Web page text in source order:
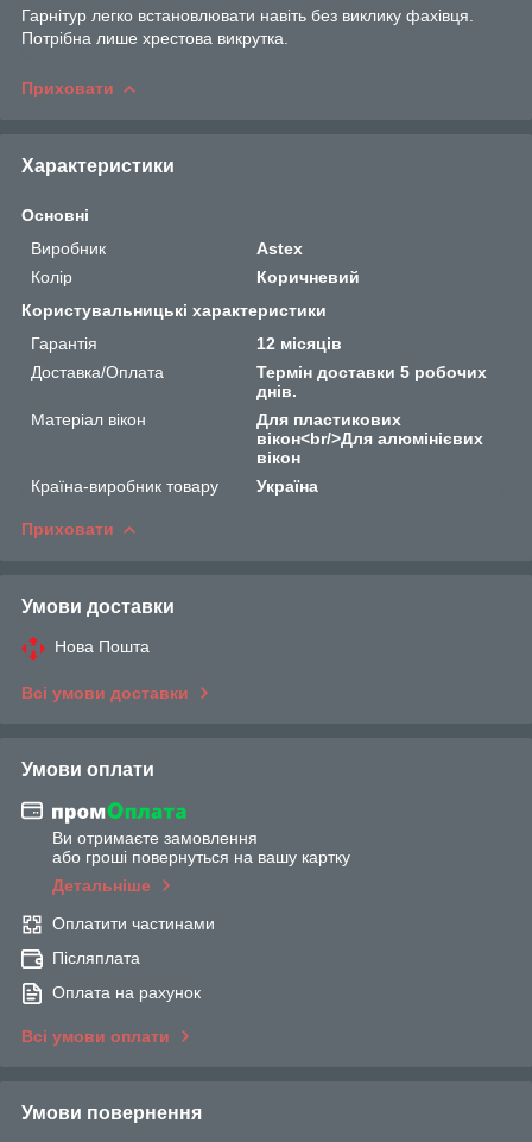
Гарнітур легко встановлювати навіть без виклику фахівця.
Потрібна лише хрестова викрутка.
Приховати
Характеристики
Основні
Виробник
Astex
Колір
Коричневий
Користувальницькі характеристики
Гарантія
12 місяців
Доставка/Оплата
Термін доставки 5 робочих
днів.
Матеріал вікон
Для пластикових
вікон<br/>Для алюмінієвих
вікон
Країна-виробник товару
Україна
Приховати
Умови доставки
Нова Пошта
Всі умови доставки
Умови оплати
Ви отримаєте замовлення
або гроші повернуться на вашу картку
Детальніше
Оплатити частинами
Післяплата
Оплата на рахунок
Всі умови оплати
Умови повернення